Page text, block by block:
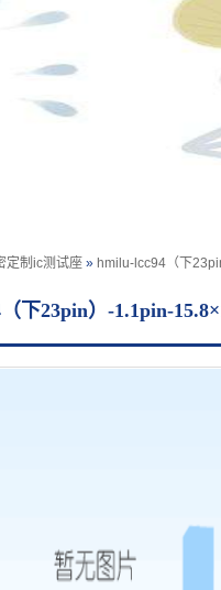
定制ic测试座 » hmilu-lcc94（下
下23pin）-1.1pin-